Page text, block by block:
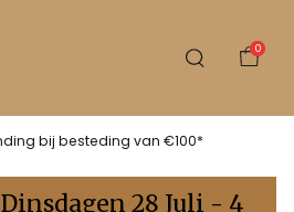
0
bij besteding van €100*
28 Juli - 4